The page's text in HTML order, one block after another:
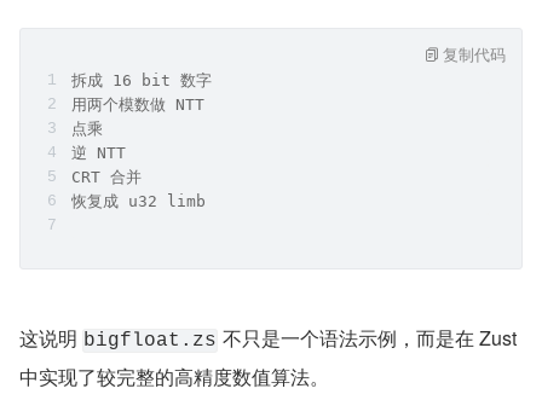
拆成 16 bit 数字
用两个模数做 NTT
点乘
逆 NTT
CRT 合并
恢复成 u32 limb
复制代码
这说明 bigfloat.zs 不只是一个语法示例，而是在 Zust
中实现了较完整的高精度数值算法。